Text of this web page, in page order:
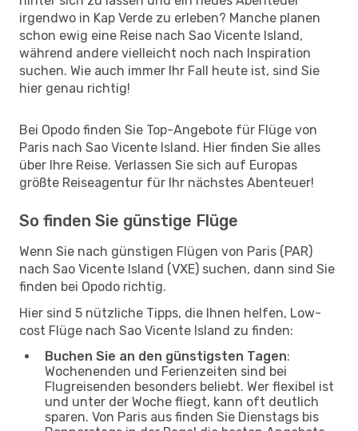
irgendwo in Kap Verde zu erleben? Manche planen
schon ewig eine Reise nach Sao Vicente Island,
während andere vielleicht noch nach Inspiration
suchen. Wie auch immer Ihr Fall heute ist, sind Sie
hier genau richtig!
Bei Opodo finden Sie Top-Angebote für Flüge von
Paris nach Sao Vicente Island. Hier finden Sie alles
über Ihre Reise. Verlassen Sie sich auf Europas
größte Reiseagentur für Ihr nächstes Abenteuer!
So finden Sie günstige Flüge
Wenn Sie nach günstigen Flügen von Paris (PAR)
nach Sao Vicente Island (VXE) suchen, dann sind Sie
finden bei Opodo richtig.
Hier sind 5 nützliche Tipps, die Ihnen helfen, Low-
cost Flüge nach Sao Vicente Island zu finden:
Buchen Sie an den günstigsten Tagen:
Wochenenden und Ferienzeiten sind bei
Flugreisenden besonders beliebt. Wer flexibel ist
und unter der Woche fliegt, kann oft deutlich
sparen. Von Paris aus finden Sie Dienstags bis